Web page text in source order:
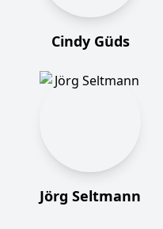
Cindy Güds
Jörg Seltmann